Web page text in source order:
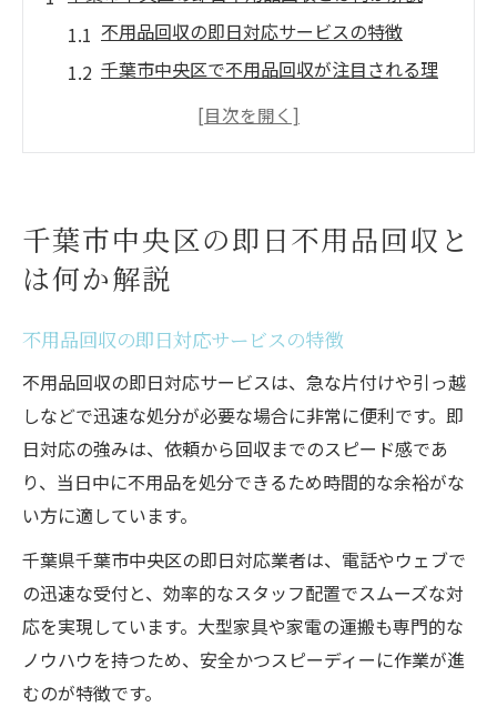
不用品回収の即日対応サービスの特徴
千葉市中央区で不用品回収が注目される理
不用品回収を即日依頼したい時の注意点まとめ
不用品回収を即日依頼する際の確認ポイン
不用品回収即日のトラブルを避けるコツ
千葉市で即日不用品回収を依頼する流れ
不用品回収即日対応の可否を見極める方法
口コミで知る千葉市不用品回収の安心な選び方
不用品回収の口コミ情報を活用する方法
千葉市で口コミ評価が高い不用品回収の特
徴
不用品回収業者の選び方と口コミの見極め
方
千葉市中央区の即日不用品回収と
は何か解説
不用品回収の即日対応サービスの特徴
不用品回収の即日対応サービスは、急な片付けや引っ越
しなどで迅速な処分が必要な場合に非常に便利です。即
日対応の強みは、依頼から回収までのスピード感であ
り、当日中に不用品を処分できるため時間的な余裕がな
い方に適しています。
千葉県千葉市中央区の即日対応業者は、電話やウェブで
の迅速な受付と、効率的なスタッフ配置でスムーズな対
応を実現しています。大型家具や家電の運搬も専門的な
ノウハウを持つため、安全かつスピーディーに作業が進
むのが特徴です。